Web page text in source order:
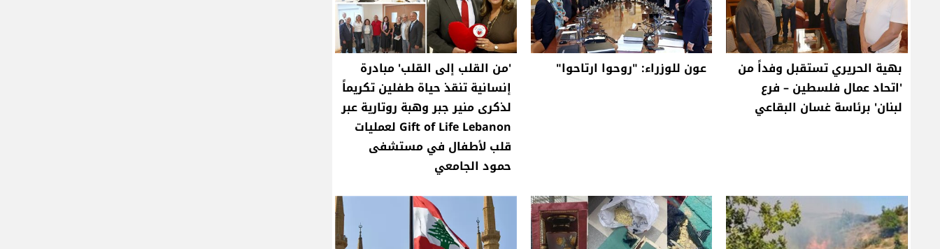
بهية الحريري تستقبل وفداً من
'اتحاد عمال فلسطين – فرع
لبنان' برئاسة غسان البقاعي
عون للوزراء: "روحوا ارتاحوا"
'من القلب إلى القلب' مبادرة
إنسانية تنقذ حياة طفلين تكريماً
لذكرى منير جبر وهبة روتارية عبر
Gift of Life Lebanon لعمليات
قلب لأطفال في مستشفى
حمود الجامعي